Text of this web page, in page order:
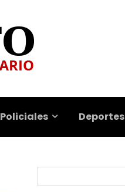
Policiales Deportes